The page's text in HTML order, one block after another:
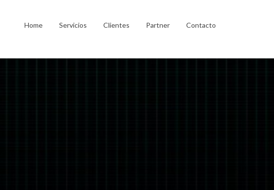
Home Servicios Clientes Partner Contacto